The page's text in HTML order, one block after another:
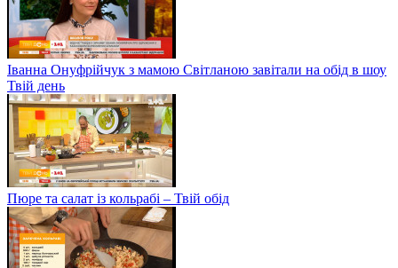
Іванна Онуфрійчук з мамою Світланою завітали на обід в шоу
Твій день
Пюре та салат із кольрабі – Твій обід